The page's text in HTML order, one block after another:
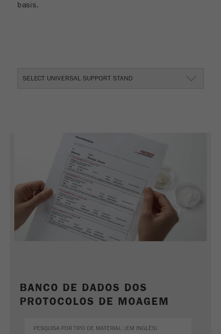
basis.
SELECT UNIVERSAL SUPPORT STAND
BANCO DE DADOS DOS
PROTOCOLOS DE MOAGEM